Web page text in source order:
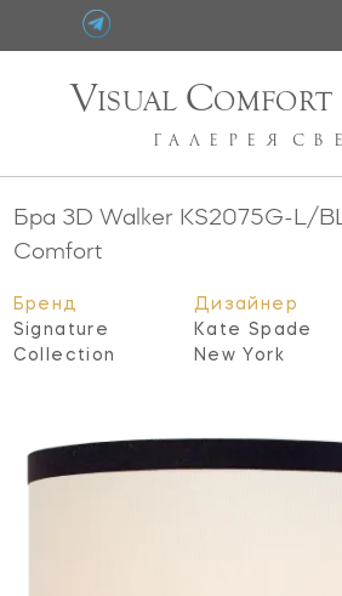
VISUAL COMFORT
ГАЛЕРЕЯ
Бра 3D Walker KS2075G-L/
Comfort
Бренд
Signature
Collection
Дизайнер
Kate Spade
New York